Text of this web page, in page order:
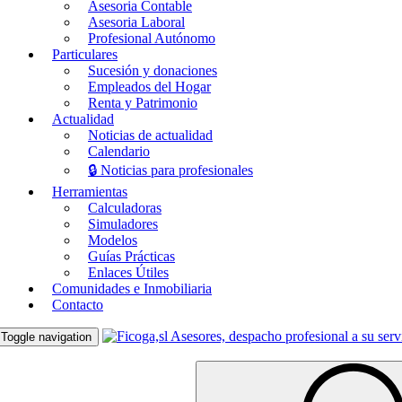
Asesoria Contable
Asesoria Laboral
Profesional Autónomo
Particulares
Sucesión y donaciones
Empleados del Hogar
Renta y Patrimonio
Actualidad
Noticias de actualidad
Calendario
🔒 Noticias para profesionales
Herramientas
Calculadoras
Simuladores
Modelos
Guías Prácticas
Enlaces Útiles
Comunidades e Inmobiliaria
Contacto
Toggle navigation